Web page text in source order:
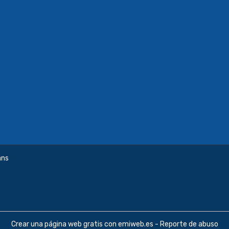
Crear una página web gratis con emiweb.es - Reporte de abuso